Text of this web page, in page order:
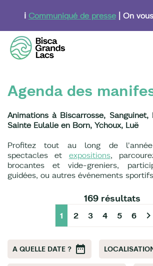
principal
ℹ️ Communiqué de presse| On
Agenda des
Animations à Biscarrosse, Sanguinet,
Sainte Eulalie en Born, Ychoux, Luë
Profitez tout au long de
spectacles et expositions,
brocantes et vide-greniers,
guidées, ou autres événements
169 résultats
1 2 3 4 5 6 chevron_right
A QUELLE DATE ?